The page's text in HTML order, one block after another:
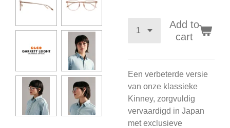
Add to
cart
Een verbeterde versie
van onze klassieke
Kinney, zorgvuldig
vervaardigd in Japan
met exclusieve